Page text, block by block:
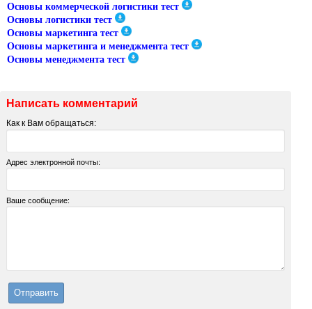
Основы коммерческой логистики тест
Основы логистики тест
Основы маркетинга тест
Основы маркетинга и менеджмента тест
Основы менеджмента тест
Написать комментарий
Как к Вам обращаться:
Адрес электронной почты:
Ваше сообщение: